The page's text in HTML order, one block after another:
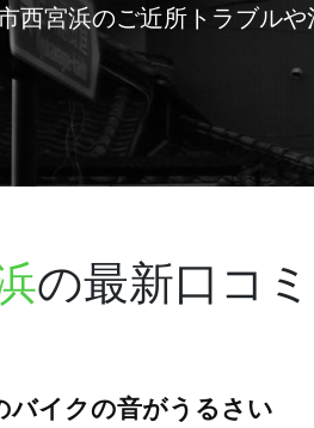
西宮浜のご近所トラブル
の最新口コミ
バイクの音がうるさい